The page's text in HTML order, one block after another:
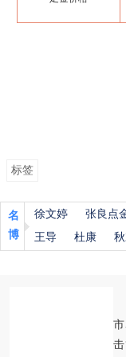
标签
名
博
徐文婷 张良点
王导
杜康